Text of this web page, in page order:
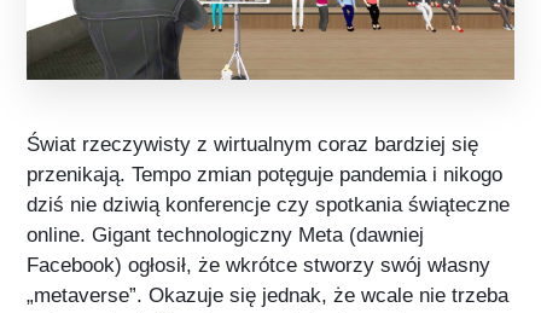
Świat rzeczywisty z wirtualnym coraz bardziej się
przenikają. Tempo zmian potęguje pandemia i nikogo
dziś nie dziwią konferencje czy spotkania świąteczne
online. Gigant technologiczny Meta (dawniej
Facebook) ogłosił, że wkrótce stworzy swój własny
„metaverse”. Okazuje się jednak, że wcale nie trzeba